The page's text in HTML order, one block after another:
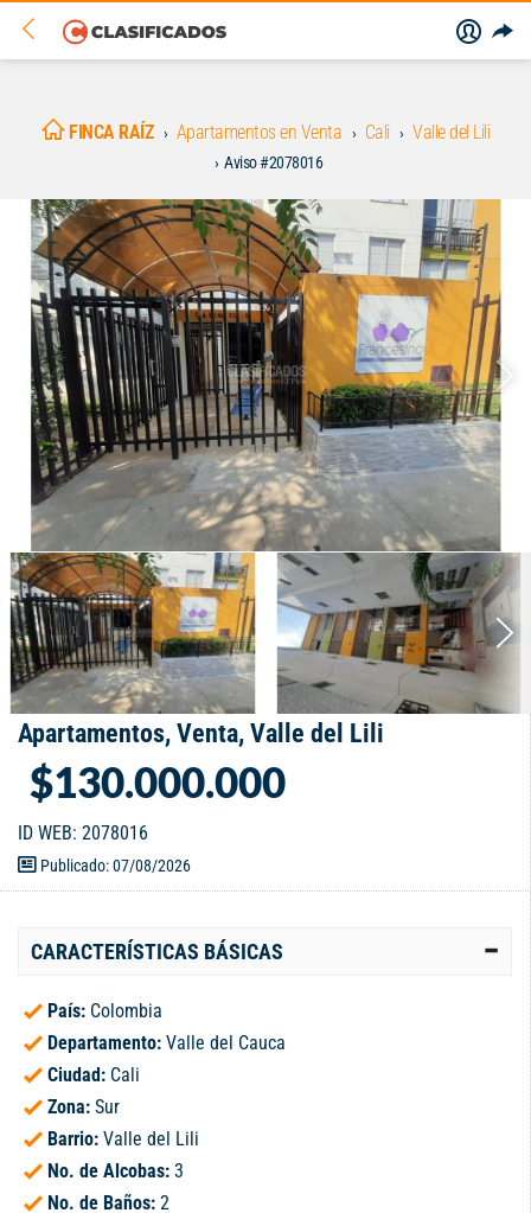
FINCA RAÍZ Apartamentos en Venta Cali Valle del Lili
Aviso #2078016
Apartamentos, Venta, Valle del Lili
$130.000.000
ID WEB: 2078016
Publicado: 07/08/2026
CARACTERÍSTICAS BÁSICAS
País: Colombia
Departamento: Valle del Cauca
Ciudad: Cali
Zona: Sur
Barrio: Valle del Lili
No. de Alcobas: 3
No. de Baños: 2